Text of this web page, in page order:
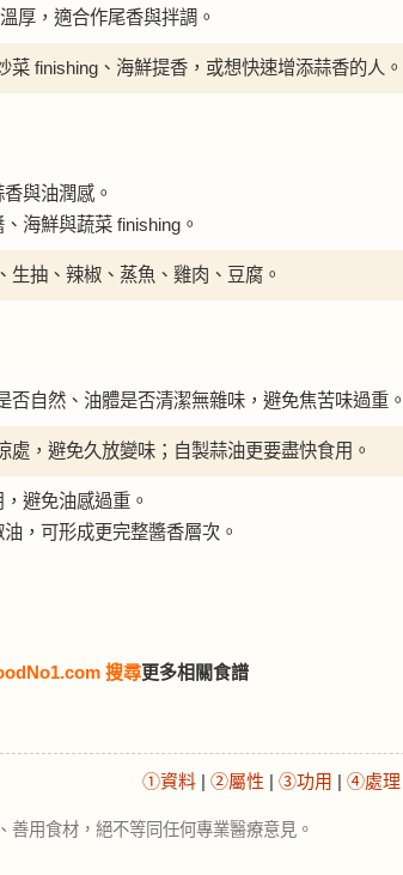
厚，適合作尾香與拌調。
菜 finishing、海鮮提香，或想快速增添蒜香的人。
與油潤感。
海鮮與蔬菜 finishing。
生抽、辣椒、蒸魚、雞肉、豆腐。
否自然、油體是否清潔無雜味，避免焦苦味過重。
處，避免久放變味；自製蒜油更要盡快食用。
避免油感過重。
，可形成更完整醬香層次。
搜尋更多相關食譜
①資料 | ②屬性 | ③功用 | ④處理
用食材，絕不等同任何專業醫療意見。